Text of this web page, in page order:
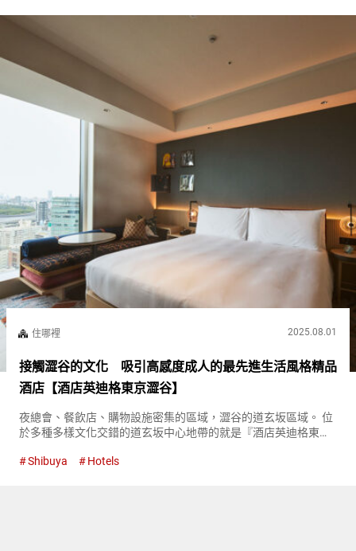
住哪裡 2025.08.01
接觸澀谷的文化 吸引高感度成人的最先進生活風格精品
酒店【酒店英迪格東京澀谷】
夜總會、餐飲店、購物設施密集的區域，澀谷的道玄坂區域。 位
於多種多樣文化交錯的道玄坂中心地帶的就是『酒店英迪格東京
（Hotel Indigo Tokyo ...
Shibuya Hotels